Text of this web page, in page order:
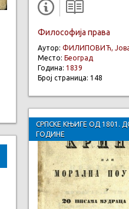
Философија права
Аутор: ФИЛИПОВИЋ,
Место: Београд
Година: 1839
Број страница: 148
СРПСКЕ КЊИГЕ ОД 1801.
ГОДИНЕ